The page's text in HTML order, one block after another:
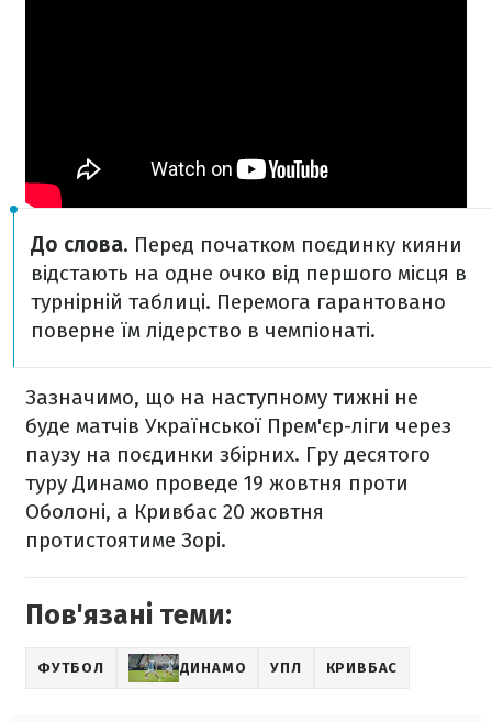
До слова. Перед початком поєдинку кияни
відстають на одне очко від першого місця в
турнірній таблиці. Перемога гарантовано
поверне їм лідерство в чемпіонаті.
Зазначимо, що на наступному тижні не
буде матчів Української Прем'єр-ліги через
паузу на поєдинки збірних. Гру десятого
туру Динамо проведе 19 жовтня проти
Оболоні, а Кривбас 20 жовтня
протистоятиме Зорі.
Пов'язані теми:
ФУТБОЛ ДИНАМО УПЛ КРИВБАС